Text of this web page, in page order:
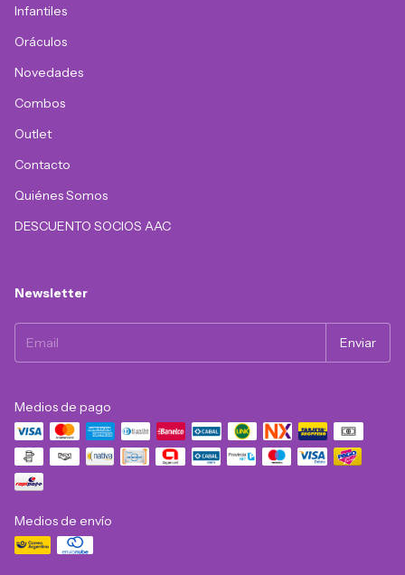
Infantiles
Oráculos
Novedades
Combos
Outlet
Contacto
Quiénes Somos
DESCUENTO SOCIOS AAC
Newsletter
Medios de pago
Medios de envío